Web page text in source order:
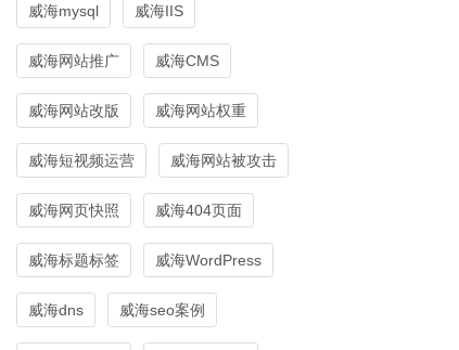
威海mysql 威海IIS
威海网站推广 威海CMS
威海网站改版 威海网站权重
威海短视频运营 威海网站被攻击
威海网页快照 威海404页面
威海标题标签 威海WordPress
威海dns 威海seo案例